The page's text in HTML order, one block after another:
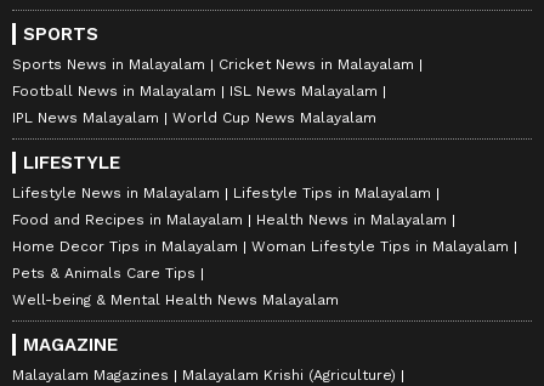
SPORTS
Sports News in Malayalam
Cricket News in Malayalam
Football News in Malayalam
ISL News Malayalam
IPL News Malayalam
World Cup News Malayalam
LIFESTYLE
Lifestyle News in Malayalam
Lifestyle Tips in Malayalam
Food and Recipes in Malayalam
Health News in Malayalam
Home Decor Tips in Malayalam
Woman Lifestyle Tips in Malayalam
Pets & Animals Care Tips
Well-being & Mental Health News Malayalam
MAGAZINE
Malayalam Magazines
Malayalam Krishi (Agriculture)